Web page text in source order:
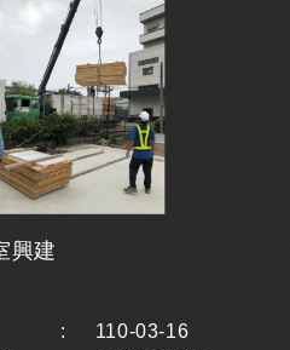
興建
:
110-03-16